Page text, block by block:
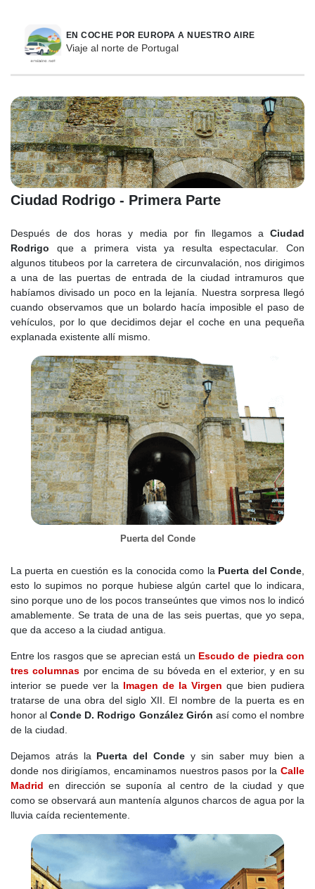
EN COCHE POR EUROPA A NUESTRO AIRE
Viaje al norte de Portugal
Ciudad Rodrigo - Primera Parte
Después de dos horas y media por fin llegamos a Ciudad
Rodrigo que a primera vista ya resulta espectacular. Con
algunos titubeos por la carretera de circunvalación, nos dirigimos
a una de las puertas de entrada de la ciudad intramuros que
habíamos divisado un poco en la lejanía. Nuestra sorpresa llegó
cuando observamos que un bolardo hacía imposible el paso de
vehículos, por lo que decidimos dejar el coche en una pequeña
explanada existente allí mismo.
Puerta del Conde
La puerta en cuestión es la conocida como la Puerta del Conde
esto lo supimos no porque hubiese algún cartel que lo indicara,
sino porque uno de los pocos transeúntes que vimos nos lo indicó
amablemente. Se trata de una de las seis puertas, que yo sepa,
que da acceso a la ciudad antigua.
Entre los rasgos que se aprecian está un Escudo de piedra con
tres columnas por encima de su bóveda en el exterior, y en su
interior se puede ver la Imagen de la Virgen que bien pudiera
tratarse de una obra del siglo XII. El nombre de la puerta es en
honor alConde D. Rodrigo González Girón así como el nombre
de la ciudad.
Dejamos atrás la Puerta del Conde y sin saber muy bien a
donde nos dirigíamos, encaminamos nuestros pasos por la Calle
Madrid en dirección se suponía al centro de la ciudad y que
como se observará aun mantenía algunos charcos de agua por la
lluvia caída recientemente.